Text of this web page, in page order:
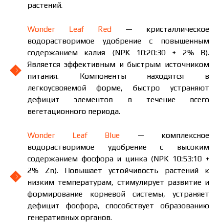
растений.
Wonder Leaf Red
— кристаллическое
водорастворимое удобрение с повышенным
содержанием калия (NPK 10:20:30 + 2% B).
Является эффективным и быстрым источником
питания. Компоненты находятся в
легкоусвояемой форме, быстро устраняют
дефицит элементов в течение всего
вегетационного периода.
Wonder Leaf Blue
— комплексное
водорастворимое удобрение с высоким
содержанием фосфора и цинка (NPK 10:53:10 +
2% Zn). Повышает устойчивость растений к
низким температурам, стимулирует развитие и
формирование корневой системы, устраняет
дефицит фосфора, способствует образованию
генеративных органов.